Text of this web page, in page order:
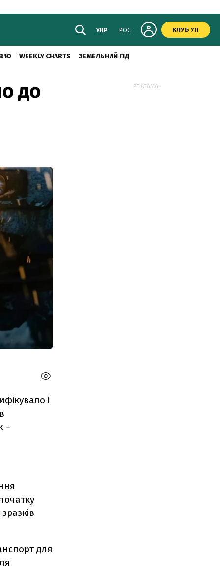
УКР РОС КЛУБ УП
WEEKLY CHARTS ЗЕМЕЛЬНИЙ ГІД
до
і
–
для
РЕКЛАМА: